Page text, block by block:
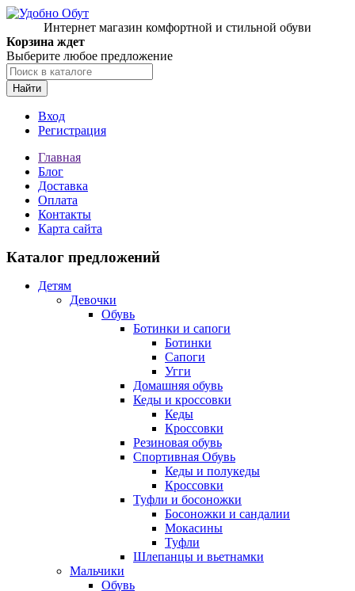
Интернет магазин комфортной и стильной обуви
Корзина ждет
Выберите любое предложение
Найти
Вход
Регистрация
Главная
Блог
Доставка
Оплата
Контакты
Карта сайта
Каталог предложений
Детям
Девочки
Обувь
Ботинки и сапоги
Ботинки
Сапоги
Угги
Домашняя обувь
Кеды и кроссовки
Кеды
Кроссовки
Резиновая обувь
Спортивная Обувь
Кеды и полукеды
Кроссовки
Туфли и босоножки
Босоножки и сандалии
Мокасины
Туфли
Шлепанцы и вьетнамки
Мальчики
Обувь